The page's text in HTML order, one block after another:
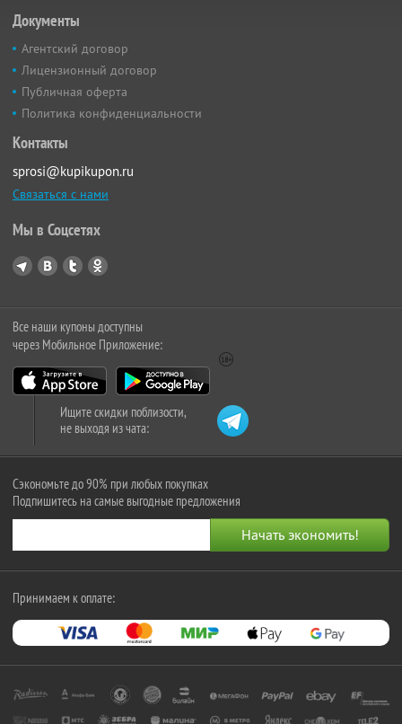
Документы
Агентский договор
Лицензионный договор
Публичная оферта
Политика конфиденциальности
Контакты
sprosi@kupikupon.ru
Связаться с нами
Мы в Соцсетях
Все наши купоны доступны
через Мобильное Приложение:
Ищите скидки поблизости,
не выходя из чата:
Сэкономьте до 90% при любых покупках
Подпишитесь на самые выгодные предложения
Принимаем к оплате: